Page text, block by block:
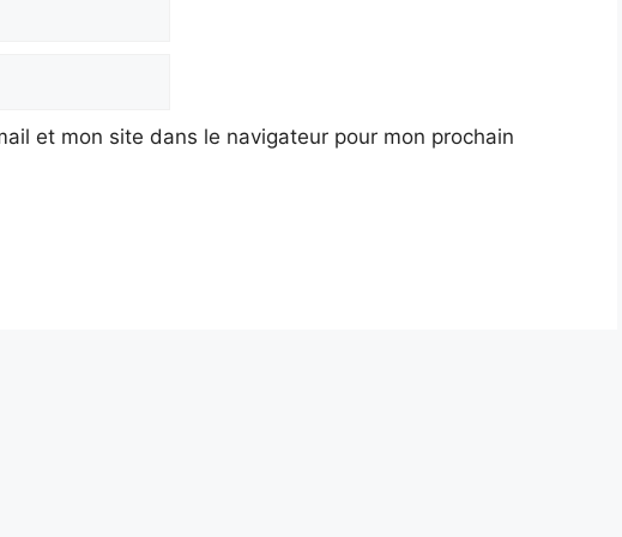
et mon site dans le navigateur pour mon prochain